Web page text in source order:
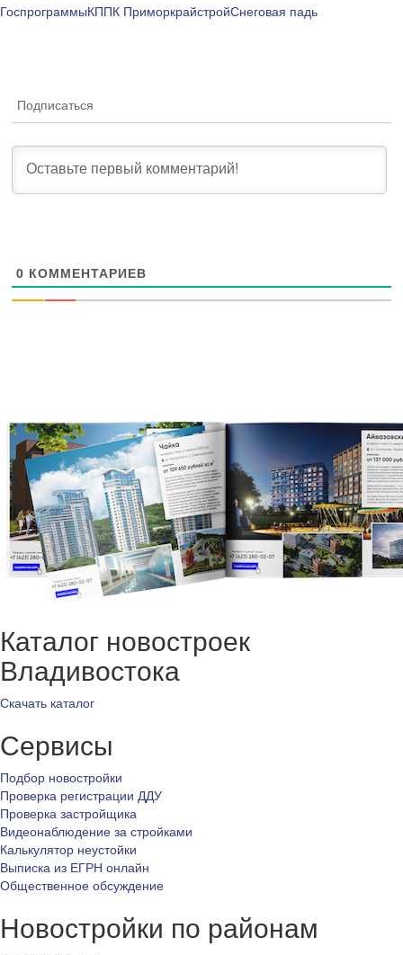
ГоспрограммыКППК ПриморкрайстройСнеговая падь
Подписаться
0 КОММЕНТАРИЕВ
Каталог новостроек
Владивостока
Скачать каталог
Сервисы
Подбор новостройки
Проверка регистрации ДДУ
Проверка застройщика
Видеонаблюдение за стройками
Калькулятор неустойки
Выписка из ЕГРН онлайн
Общественное обсуждение
Новостройки по районам